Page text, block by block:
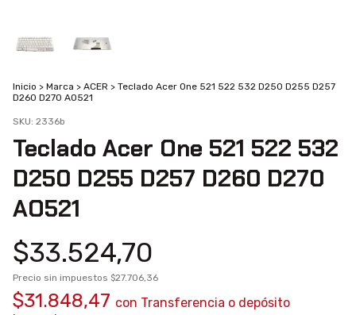
Inicio > Marca > ACER > Teclado Acer One 521 522 532 D250 D255 D257
D260 D270 AO521
SKU: 2336b
Teclado Acer One 521 522 532
D250 D255 D257 D260 D270
AO521
$33.524,70
Precio sin impuestos $27.706,36
$31.848,47 con Transferencia o depósito